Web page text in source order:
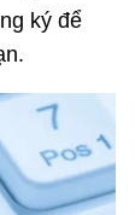
ký để